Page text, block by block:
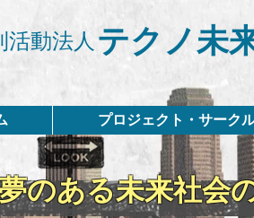
活動法人 テクノ未
プロジェクト・サーク
のある未来社会